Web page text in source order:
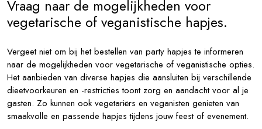
Vraag naar de mogelijkheden voor
vegetarische of veganistische hapjes.
Vergeet niet om bij het bestellen van party hapjes te informeren
naar de mogelijkheden voor vegetarische of veganistische opties.
Het aanbieden van diverse hapjes die aansluiten bij verschillende
dieetvoorkeuren en -restricties toont zorg en aandacht voor al je
gasten. Zo kunnen ook vegetariërs en veganisten genieten van
smaakvolle en passende hapjes tijdens jouw feest of evenement.